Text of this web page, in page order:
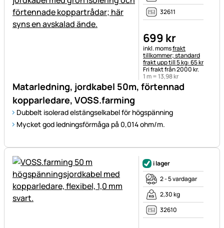
Matarledning, jordkabel 50m, förtennad
kopparledare, VOSS.farming
Dubbelt isolerad elstängselkabel för högspänning
Mycket god ledningsförmåga på 0,014 ohm/m.
32611
699 kr
Skatteinformation:
inkl. momsfrakt
tillkommer; standard
frakt upp till 5 kg: 65 kr
Fri frakt från 2000 kr.
1 m =13,98kr
i lager
2 - 5 vardagar
2,30 kg
32610